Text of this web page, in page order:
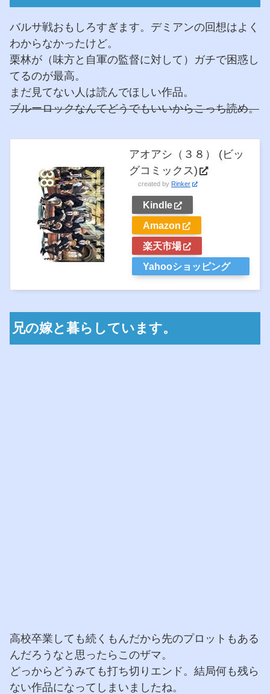
バルサ戦おもしろすぎます。デミアンの回想はよく
わからなかったけど。
栗林が（味方と自軍の監督に対して）ガチで困惑し
てるのが最高。
まだ見てない人は読んでほしい作品。
ブルーロックなんてどうでもいいからこっち読め。
アオアシ（３８） (ビッ
グコミックス)
created by Rinker
Kindle
Amazon
楽天市場
Yahooショッピング
兄の嫁と暮らしています。
高校卒業しても続くもんだから先のプロットもある
んだろうなと思ったらこのザマ。
どっからどうみても打ち切りエンド。結局何も残ら
ない作品になってしまいましたね。